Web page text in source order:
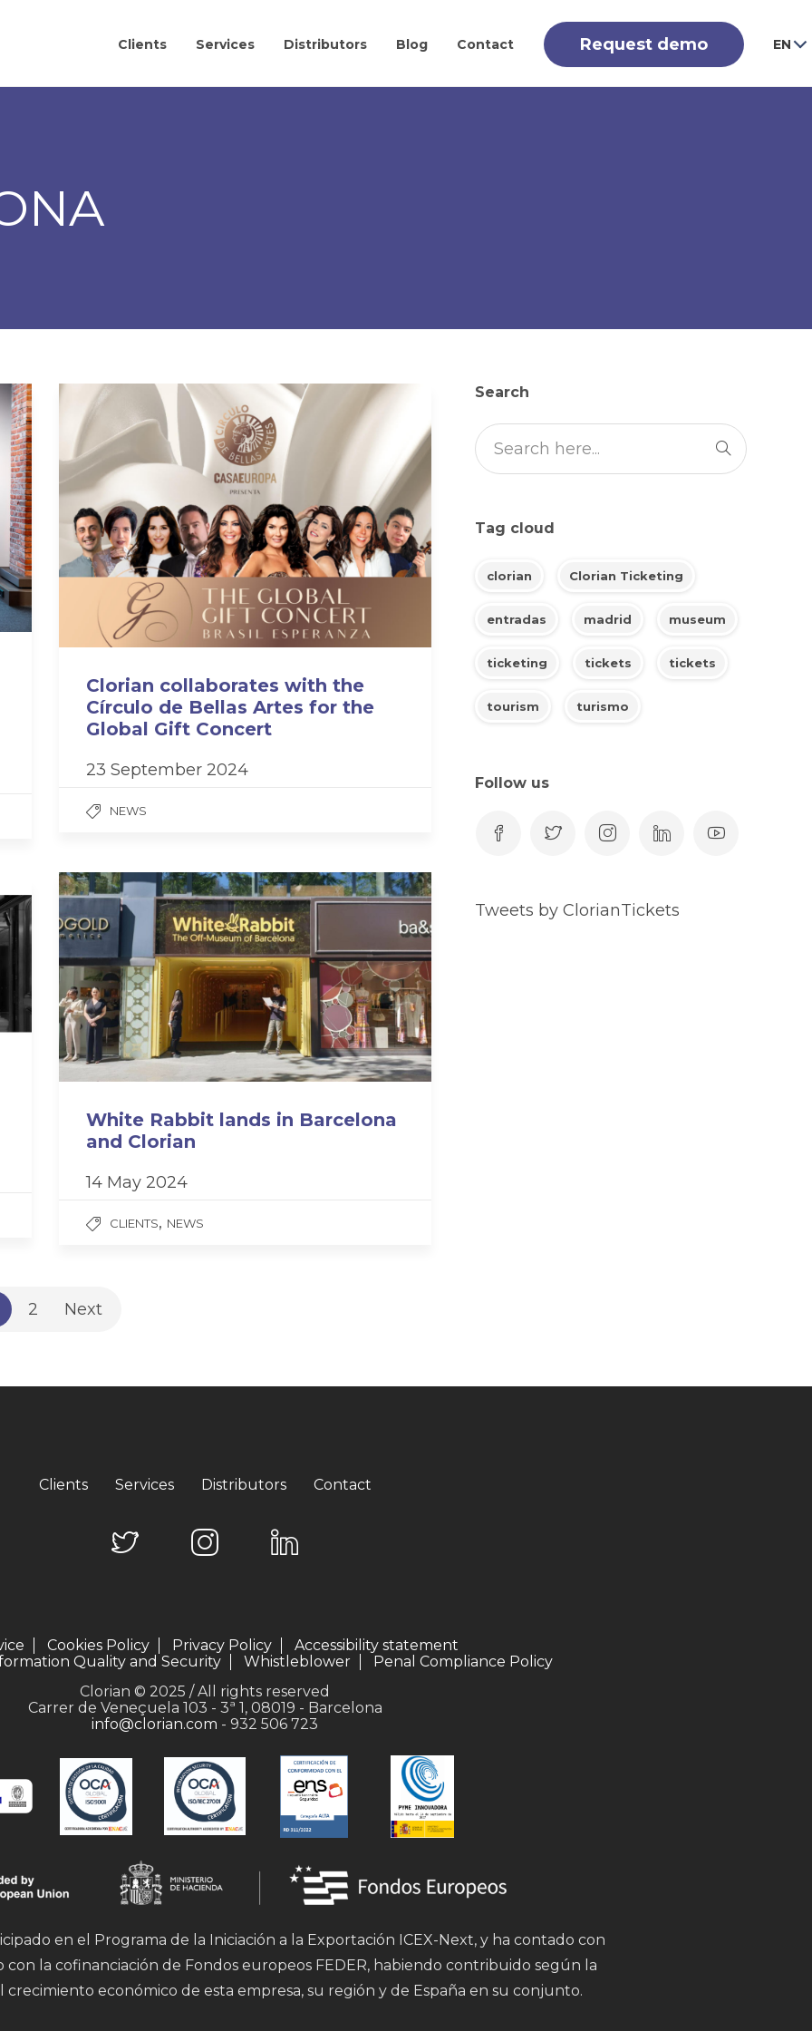
Clients Services Distributors Blog Contact Request demo EN
Clorian collaborates with the
Círculo de Bellas Artes for the
Global Gift Concert
23 September 2024
NEWS
White Rabbit lands in Barcelona
and Clorian
14 May 2024
CLIENTS, NEWS
2 Next
Search
Tag cloud
clorian Clorian Ticketing
entradas madrid museum
ticketing tickets tickets
tourism turismo
Follow us
Tweets by ClorianTickets
Clients Services Distributors Contact
Cookies Policy Privacy Policy
Accessibility statement
Quality and Security
Whistleblower
Penal Compliance Policy
Clorian © 2025 / All rights reserved
Carrer de Veneçuela 103 - 3ª 1, 08019 - Barcelona
info@clorian.com - 932 506 723
en el Programa de la Iniciación a la Exportación ICEX-Next, y ha contado con
con la cofinanciación de Fondos europeos FEDER, habiendo contribuido según la
crecimiento económico de esta empresa, su región y de España en su conjunto.